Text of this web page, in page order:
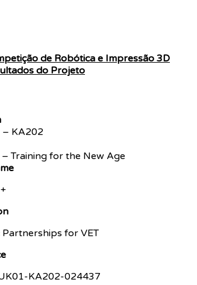
de Robótica e Impressão 3D
do Projeto
– KA202
Training for the New Age
for VET
KA202-024437